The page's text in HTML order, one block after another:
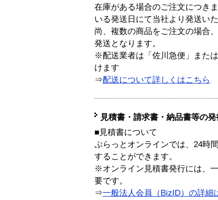
在庫がある場合のご注文につき
いる発送日にて当社より発送い
尚、複数の商品をご注文の場合
発送となります。
※配送業者は「佐川急便」また
けます
⇒配送について詳しくはこちら
見積書・請求書・納品書等の
■見積書について
ぷらっとオンラインでは、24時
することができます。
※オンライン見積書発行には、
要です。
⇒一般法人会員（BizID）の詳細